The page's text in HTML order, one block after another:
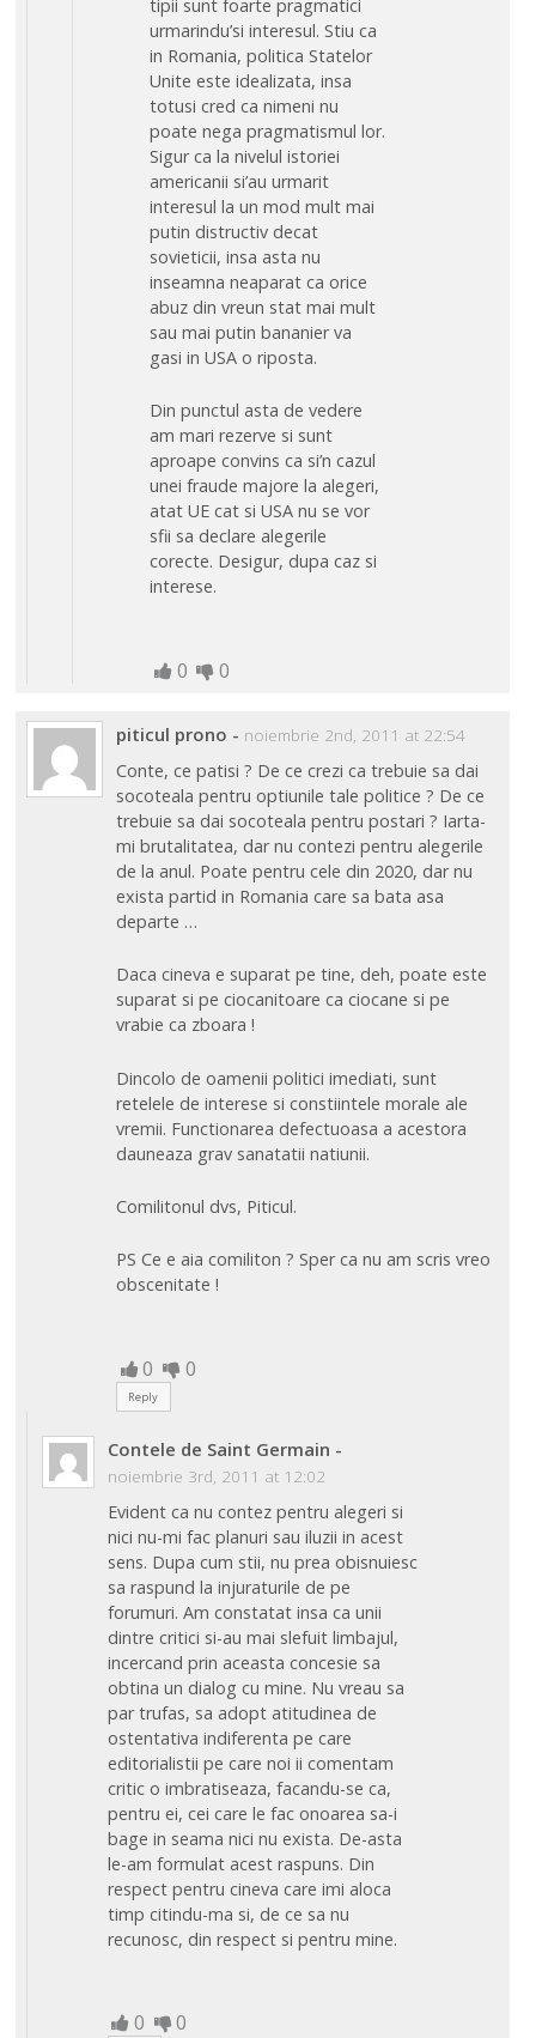
tipii sunt foarte pragmatici
urmarindu’si interesul. Stiu ca
in Romania, politica Statelor
Unite este idealizata, insa
totusi cred ca nimeni nu
poate nega pragmatismul lor.
Sigur ca la nivelul istoriei
americanii si’au urmarit
interesul la un mod mult mai
putin distructiv decat
sovieticii, insa asta nu
inseamna neaparat ca orice
abuz din vreun stat mai mult
sau mai putin bananier va
gasi in USA o riposta.
Din punctul asta de vedere
am mari rezerve si sunt
aproape convins ca si’n cazul
unei fraude majore la alegeri,
atat UE cat si USA nu se vor
sfii sa declare alegerile
corecte. Desigur, dupa caz si
interese.
0 0
piticul prono - noiembrie 2nd, 2011 at 22:54
Conte, ce patisi ? De ce crezi ca trebuie sa dai
socoteala pentru optiunile tale politice ? De ce
trebuie sa dai socoteala pentru postari ? Iarta-
mi brutalitatea, dar nu contezi pentru alegerile
de la anul. Poate pentru cele din 2020, dar nu
exista partid in Romania care sa bata asa
departe …
Daca cineva e suparat pe tine, deh, poate este
suparat si pe ciocanitoare ca ciocane si pe
vrabie ca zboara !
Dincolo de oamenii politici imediati, sunt
retelele de interese si constiintele morale ale
vremii. Functionarea defectuoasa a acestora
dauneaza grav sanatatii natiunii.
Comilitonul dvs, Piticul.
PS Ce e aia comiliton ? Sper ca nu am scris vreo
obscenitate !
0 0
Reply
Contele de Saint Germain -
noiembrie 3rd, 2011 at 12:02
Evident ca nu contez pentru alegeri si
nici nu-mi fac planuri sau iluzii in acest
sens. Dupa cum stii, nu prea obisnuiesc
sa raspund la injuraturile de pe
forumuri. Am constatat insa ca unii
dintre critici si-au mai slefuit limbajul,
incercand prin aceasta concesie sa
obtina un dialog cu mine. Nu vreau sa
par trufas, sa adopt atitudinea de
ostentativa indiferenta pe care
editorialistii pe care noi ii comentam
critic o imbratiseaza, facandu-se ca,
pentru ei, cei care le fac onoarea sa-i
bage in seama nici nu exista. De-asta
le-am formulat acest raspuns. Din
respect pentru cineva care imi aloca
timp citindu-ma si, de ce sa nu
recunosc, din respect si pentru mine.
0 0